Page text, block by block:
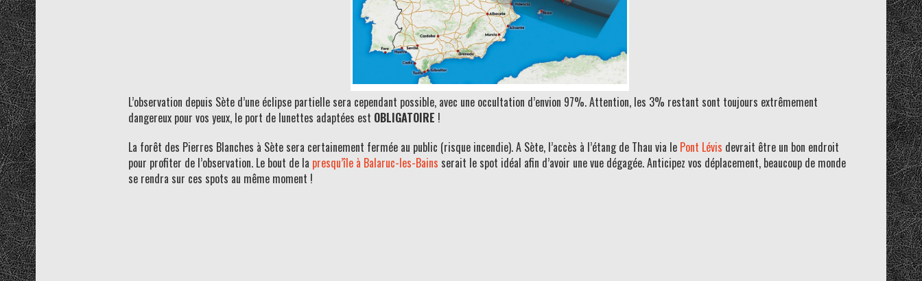
L’observation depuis Sète d’une éclipse partielle sera cependant possible, avec une occultation d’envion 97%. Attention, les 3% restant sont toujours extrêmement
dangereux pour vos yeux, le port de lunettes adaptées est OBLIGATOIRE !
La forêt des Pierres Blanches à Sète sera certainement fermée au public (risque incendie). A Sète, l’accès à l’étang de Thau via le Pont Lévis devrait être un bon endroit
pour profiter de l’observation. Le bout de la presqu’île à Balaruc-les-Bains serait le spot idéal afin d’avoir une vue dégagée. Anticipez vos déplacement, beaucoup de monde
se rendra sur ces spots au même moment !